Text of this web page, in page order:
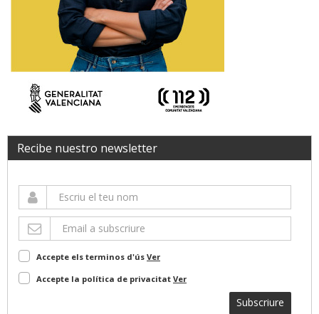
Recibe nuestro newsletter
Accepte els terminos d'ús Ver
Accepte la política de privacitat Ver
Subscriure